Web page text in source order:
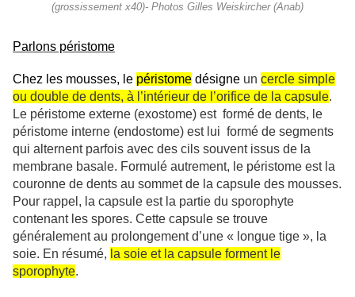
(grossissement x40)- Photos Gilles Weiskircher (Anab)
Parlons péristome
Chez les mousses, le péristome désigne un cercle simple
ou double de dents, à l’intérieur de l’orifice de la capsule.
Le péristome externe (exostome) est formé de dents, le
péristome interne (endostome) est lui formé de segments
qui alternent parfois avec des cils souvent issus de la
membrane basale. Formulé autrement, le péristome est la
couronne de dents au sommet de la capsule des mousses.
Pour rappel, la capsule est la partie du sporophyte
contenant les spores. Cette capsule se trouve
généralement au prolongement d’une « longue tige », la
soie. En résumé, la soie et la capsule forment le
sporophyte.